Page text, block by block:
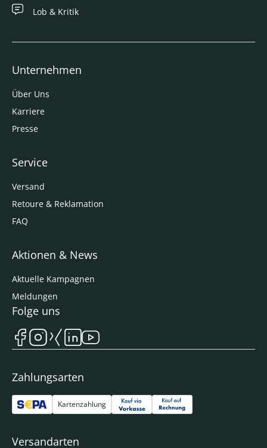
Lob & Kritik
Unternehmen
Über Uns
Karriere
Presse
Service
Versand
Retoure & Reklamation
FAQ
Aktionen & News
Aktuelle Kampagnen
Meldungen
Zahlungsarten
Kartenzahlung
Versandarten
Folge uns